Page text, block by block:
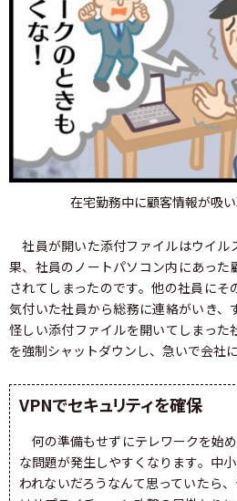
在宅勤務中に顧客情報が吸
社員が開いた添付ファイルはウイル
果、社員のノートパソコン内にあった
されてしまったのです。他の社員にそ
気付いた社員から総務に連絡がいき、
怪しい添付ファイルを開いてしまった
を強制シャットダウンし、急いで会社
VPNでセキュリティを確保
何の準備もせずにテレワークを始
な問題が発生しやすくなります。中
われないだろうなんて思っていたら